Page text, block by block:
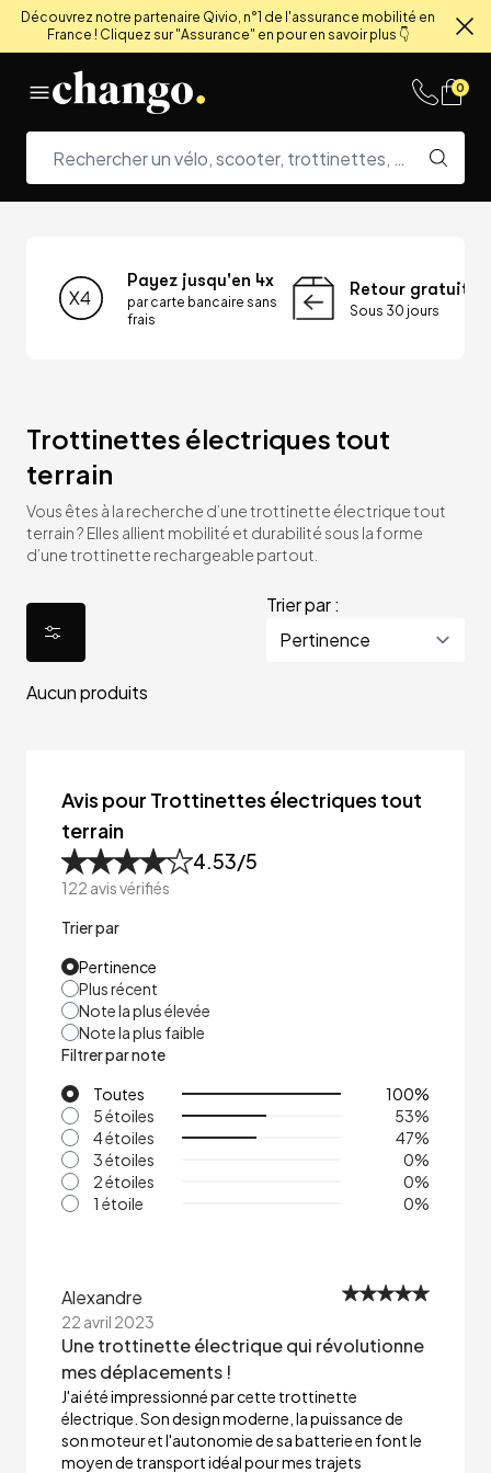
Découvrez notre partenaire Qivio, n°1 de l'assurance mobilité en
France ! Cliquez sur "Assurance" en pour en savoir plus 👇
0
Payez jusqu'en 4x
par carte bancaire sans
frais
Retour gratuit
Sous 30 jours
Trottinettes électriques tout
terrain
Vous êtes à la recherche d’une trottinette électrique tout
terrain ? Elles allient mobilité et durabilité sous la forme
d’une trottinette rechargeable partout.
Trier par :
Aucun produits
Avis pour Trottinettes électriques tout
terrain
4.53/5
122 avis vérifiés
Trier par
Pertinence
Plus récent
Note la plus élevée
Note la plus faible
Filtrer par note
Toutes
100%
5 étoiles
53%
4 étoiles
47%
3 étoiles
0%
2 étoiles
0%
1 étoile
0%
Alexandre
22 avril 2023
Une trottinette électrique qui révolutionne
mes déplacements !
J'ai été impressionné par cette trottinette
électrique. Son design moderne, la puissance de
son moteur et l'autonomie de sa batterie en font le
moyen de transport idéal pour mes trajets